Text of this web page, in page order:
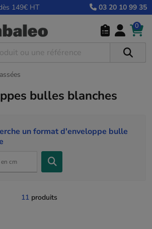
149€ HT 03 20 10 99 35
0
bulles blanches
un format d'enveloppe bulle
11 produits